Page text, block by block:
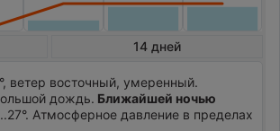
14 дней
ветер восточный, умеренный.
дождь. Ближайшей ночью
Атмосферное давление в пределах